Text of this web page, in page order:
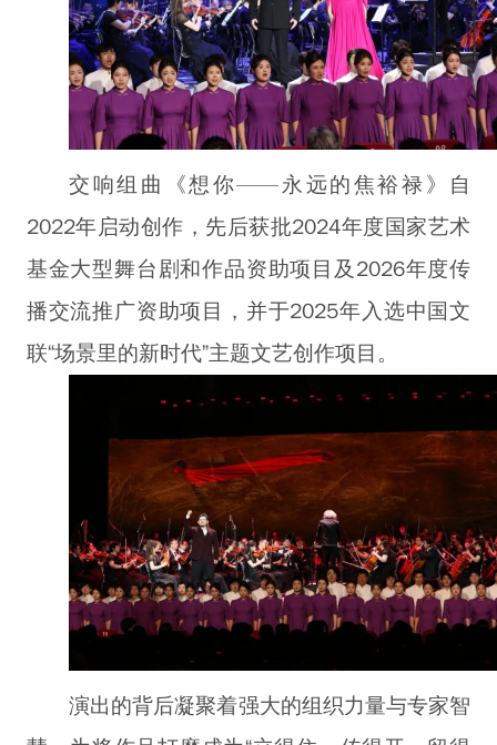
交响组曲《想你——永远的焦裕禄》自
2022年启动创作，先后获批2024年度国家艺术
基金大型舞台剧和作品资助项目及2026年度传
播交流推广资助项目，并于2025年入选中国文
联“场景里的新时代”主题文艺创作项目。
演出的背后凝聚着强大的组织力量与专家智